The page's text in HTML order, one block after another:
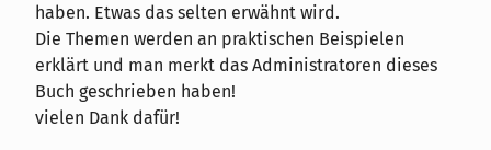
haben. Etwas das selten erwähnt wird.
Die Themen werden an praktischen Beispielen
erklärt und man merkt das Administratoren dieses
Buch geschrieben haben!
vielen Dank dafür!